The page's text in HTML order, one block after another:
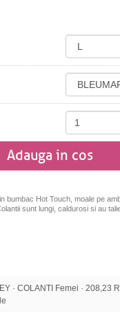
Adauga in cos
bumbac Hot Touch, moale pe
sunt lungi, caldurosi si au
· COLANTI Femei · 208,23